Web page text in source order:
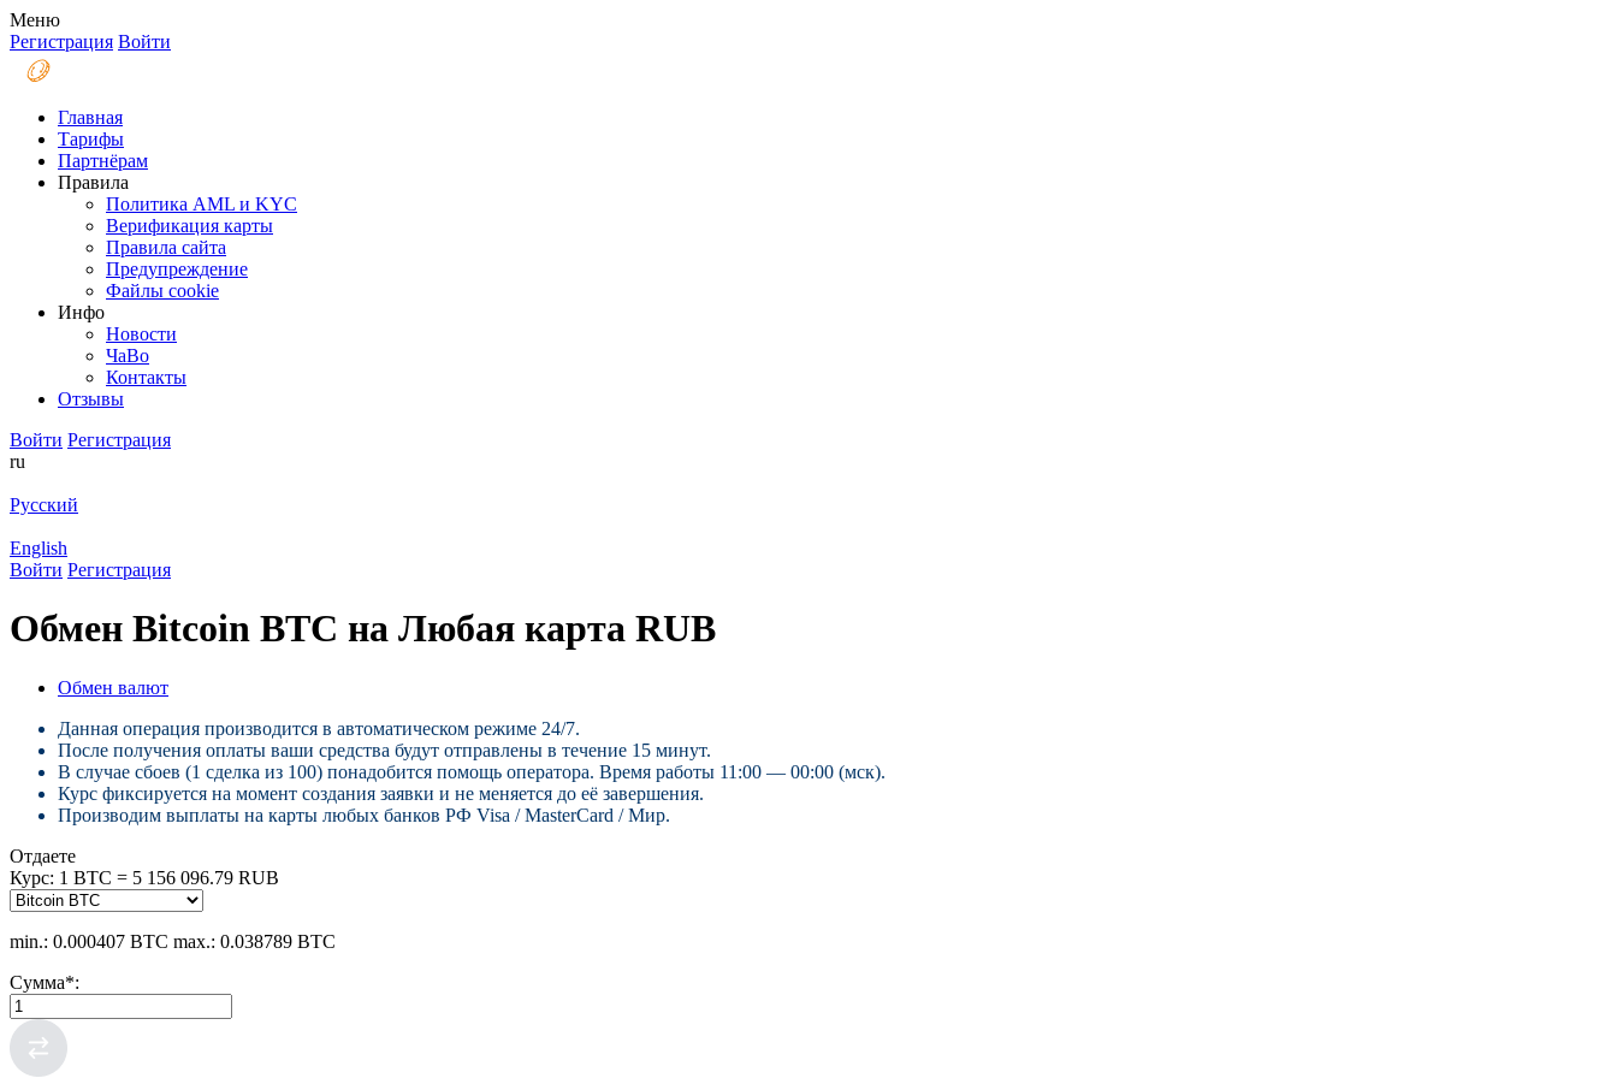
Меню
Регистрация Войти
Главная
Тарифы
Партнёрам
Правила
Политика AML и KYC
Верификация карты
Правила сайта
Предупреждение
Файлы coоkie
Инфо
Новости
ЧаВо
Контакты
Отзывы
Войти Регистрация
ru
Русский
English
Войти Регистрация
Обмен Bitcoin BTC на Любая карта RUB
Обмен валют
Данная операция производится в автоматическом режиме 24/7.
После получения оплаты ваши средства будут отправлены в течение 15 минут.
В случае сбоев (1 сделка из 100) понадобится помощь оператора. Время работы 11:00 — 00:00 (мск).
Курс фиксируется на момент создания заявки и не меняется до её завершения.
Производим выплаты на карты любых банков РФ Visa / MasterCard / Мир.
Отдаете
Курс: 1 BTC = 5 156 096.79 RUB
min.: 0.000407 BTC max.: 0.038789 BTC
Сумма*: